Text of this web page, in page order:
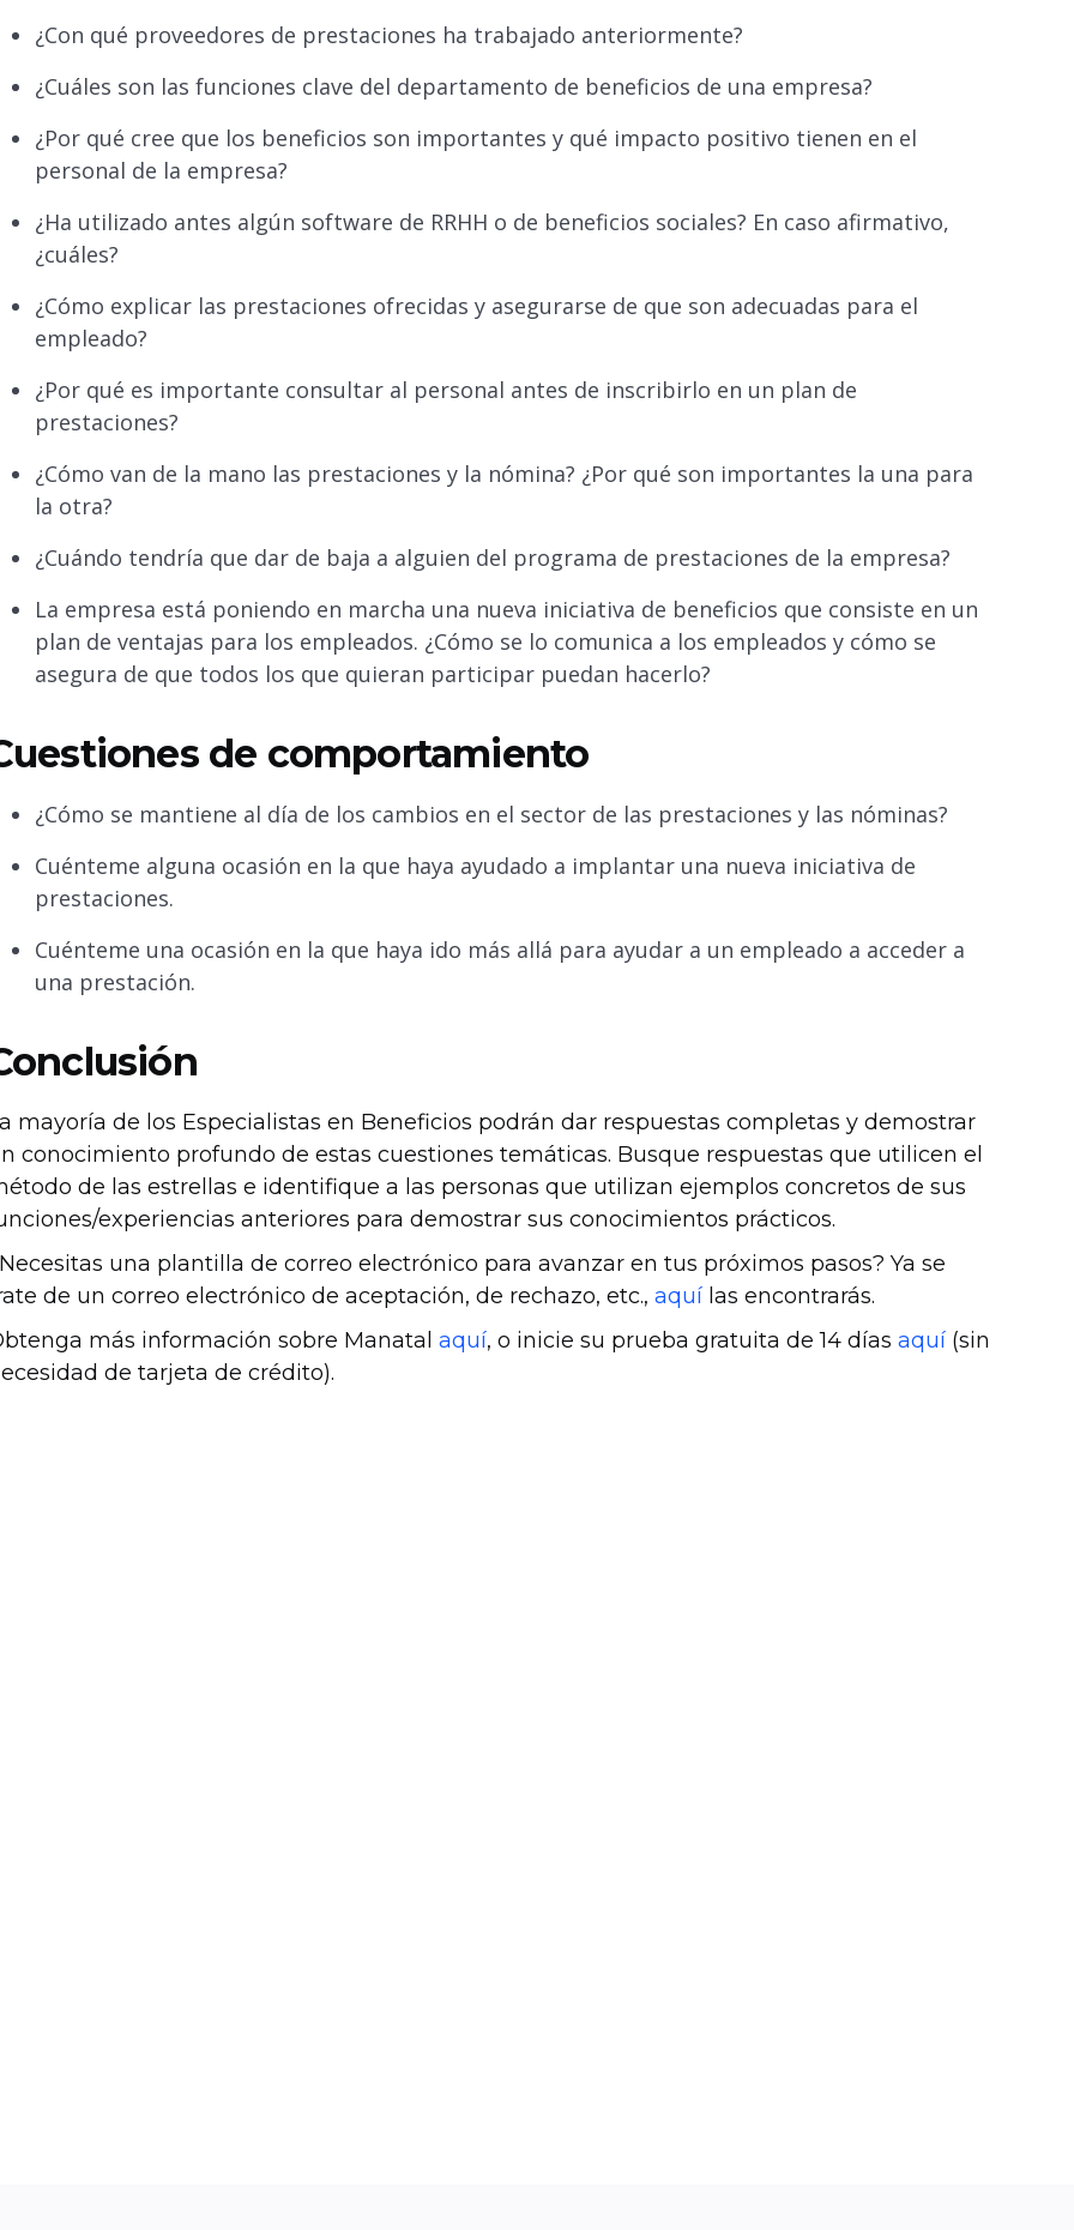
¿Con qué proveedores de prestaciones ha trabajado anteriormente?
¿Cuáles son las funciones clave del departamento de beneficios de una empresa?
¿Por qué cree que los beneficios son importantes y qué impacto positivo tienen en el
personal de la empresa?
¿Ha utilizado antes algún software de RRHH o de beneficios sociales? En caso afirmativo,
¿cuáles?
¿Cómo explicar las prestaciones ofrecidas y asegurarse de que son adecuadas para el
empleado?
¿Por qué es importante consultar al personal antes de inscribirlo en un plan de
prestaciones?
¿Cómo van de la mano las prestaciones y la nómina? ¿Por qué son importantes la una para
la otra?
¿Cuándo tendría que dar de baja a alguien del programa de prestaciones de la empresa?
La empresa está poniendo en marcha una nueva iniciativa de beneficios que consiste en un
plan de ventajas para los empleados. ¿Cómo se lo comunica a los empleados y cómo se
asegura de que todos los que quieran participar puedan hacerlo?
de comportamiento
¿Cómo se mantiene al día de los cambios en el sector de las prestaciones y las nóminas?
Cuénteme alguna ocasión en la que haya ayudado a implantar una nueva iniciativa de
prestaciones.
Cuénteme una ocasión en la que haya ido más allá para ayudar a un empleado a acceder a
una prestación.
mayoría de los Especialistas en Beneficios podrán dar respuestas completas y demostrar
conocimiento profundo de estas cuestiones temáticas. Busque respuestas que utilicen el
de las estrellas e identifique a las personas que utilizan ejemplos concretos de sus
experiencias anteriores para demostrar sus conocimientos prácticos.
una plantilla de correo electrónico para avanzar en tus próximos pasos? Ya se
de un correo electrónico de aceptación, de rechazo, etc., aquílas encontrarás.
más información sobre Manatal aquí, o inicie su prueba gratuita de 14 días aquí(sin
de tarjeta de crédito).